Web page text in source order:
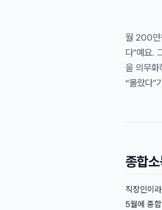
월 200만
다"예요.
을 의무
“몰랐다"
종합
직장인이
5월에 종